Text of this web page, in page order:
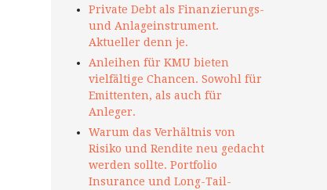
Private Debt als Finanzierungs-
und Anlageinstrument.
Aktueller denn je.
Anleihen für KMU bieten
vielfältige Chancen. Sowohl für
Emittenten, als auch für
Anleger.
Warum das Verhältnis von
Risiko und Rendite neu gedacht
werden sollte. Portfolio
Insurance und Long-Tail-